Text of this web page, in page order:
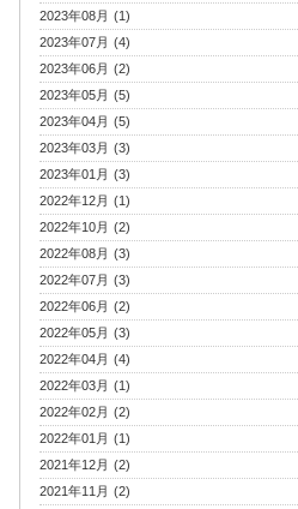
2023年08月 (1)
2023年07月 (4)
2023年06月 (2)
2023年05月 (5)
2023年04月 (5)
2023年03月 (3)
2023年01月 (3)
2022年12月 (1)
2022年10月 (2)
2022年08月 (3)
2022年07月 (3)
2022年06月 (2)
2022年05月 (3)
2022年04月 (4)
2022年03月 (1)
2022年02月 (2)
2022年01月 (1)
2021年12月 (2)
2021年11月 (2)